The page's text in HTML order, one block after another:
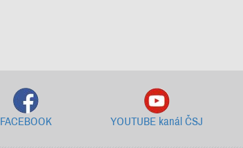
FACEBOOK YOUTUBE kanál ČSJ